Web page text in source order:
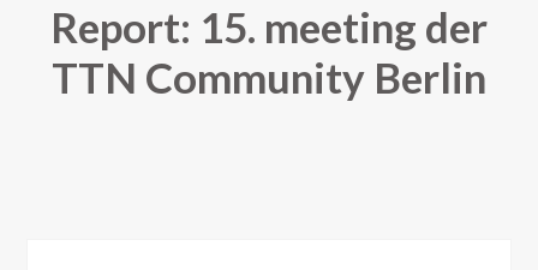
Report: 15. meeting der
TTN Community Berlin